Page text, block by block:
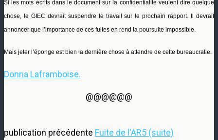
Si les mots écrits dans le document sur la confidentialité veulent dire quelque
chose, le GIEC devrait suspendre le travail sur le prochain rapport. Il devrait
annoncer que l’importance de ces fuites en rend la poursuite impossible.
Mais jeter l’éponge est bien la dernière chose à attendre de cette bureaucratie.
Donna Laframboise.
@@@@@@
publication précédente Fuite de l'AR5 (suite)